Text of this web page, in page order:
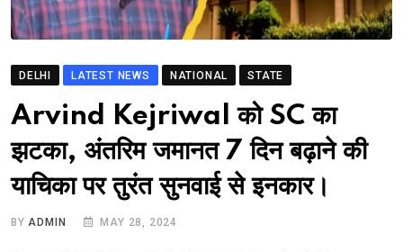
DELHI LATEST NEWS NATIONAL STATE
Arvind Kejriwal को SC का
झटका, अंतरिम जमानत 7 दिन बढ़ाने की
याचिका पर तुरंत सुनवाई से इनकार।
BYADMIN MAY 28, 2024